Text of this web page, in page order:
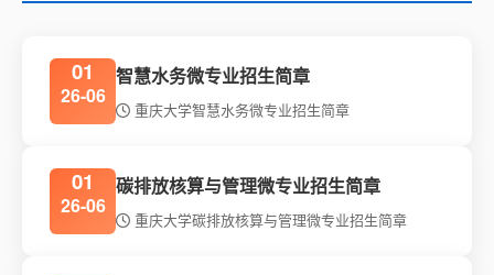
01
26-06
智慧水务微专业招生简章
重庆大学智慧水务微专业招生简章
01
26-06
碳排放核算与管理微专业招生简章
重庆大学碳排放核算与管理微专业招生简章